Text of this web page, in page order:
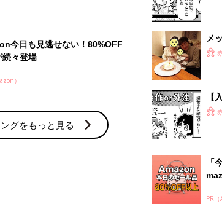
今日も見逃せない！80%OFF
続々登場
）
グをもっと見る
メ
挑
【
が
「
PR（